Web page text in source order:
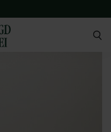
SUCHEN